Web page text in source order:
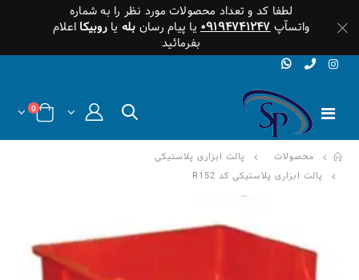
لطفا کد و تعداد محصولات مورد نظر را به شماره
واتسآپ۰۹۱۹۴۷۴۱۲۴۷ یا پیام رسان بله یاروبیکا اعلام
بفرمائید
0
محصولات
پالت ابزاری پلاستیکی
پالت ابزاری پلاستیکی کد R152